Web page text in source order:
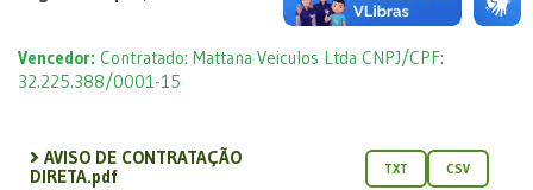
Vencedor: Contratado: Mattana Veiculos Ltda CNPJ/CPF:
32.225.388/0001-15
AVISO DE CONTRATAÇÃO
DIRETA.pdf
TXT CSV